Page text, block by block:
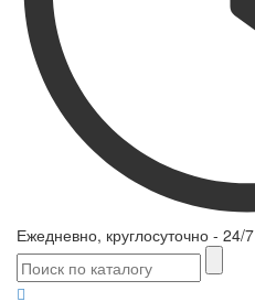
Ежедневно, круглосуточно - 24/7